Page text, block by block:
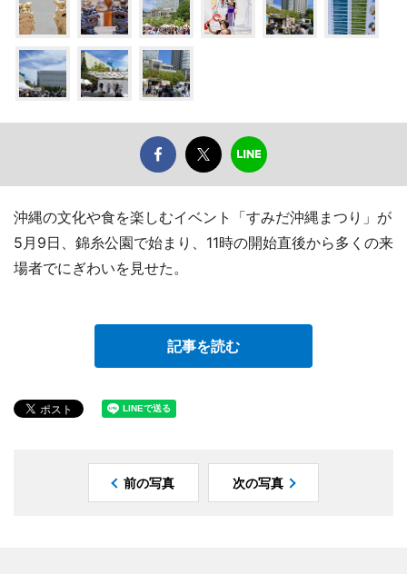
沖縄の文化や食を楽しむイベント「すみだ沖縄まつり」が
5月9日、錦糸公園で始まり、11時の開始直後から多くの来
場者でにぎわいを見せた。
記事を読む
前の写真 次の写真